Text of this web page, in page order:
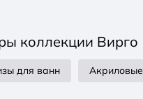
коллекции Вирго
для ванн Акриловые